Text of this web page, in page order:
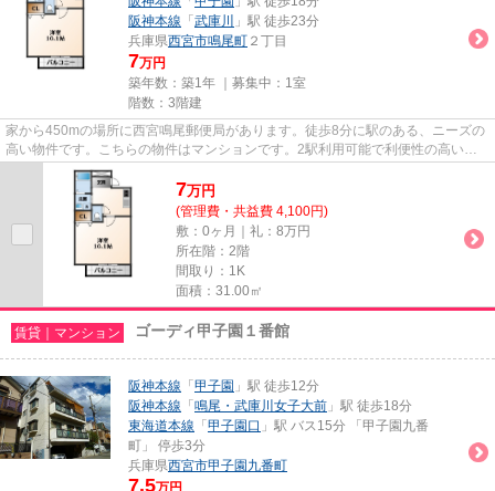
阪神本線 「 武庫川
」駅 徒歩23分
兵庫県西宮市鳴尾町 ２丁目
7万円
築年数：築1年 ｜募集中： 1室
階数：3階建
家から450mの場所に西宮鳴尾郵便局があります。徒歩8分に駅のある、ニーズの
高い物件です。こちらの物件はマンションです。2駅利用可能で利便性の高い物
件です。当社スタッフが地域の...
7万円
(管理費・共益費 4,100円)
敷：0ヶ月｜礼：8万円
所在階：2階
間取り：1K
面積：31.00㎡
賃貸｜マンション ゴーディ甲子園１番館
阪神本線 「 甲子園 」駅 徒歩12分
阪神本線 「 鳴尾・武庫川女子大前 」駅 徒歩18分
東海道本線 「 甲子園口 」駅 バス15分 「甲子園九番
町」 停歩3分
兵庫県西宮市甲子園九番町
7.5万円